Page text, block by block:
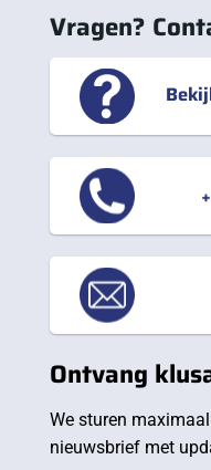
Vragen?
Ontvang
We sturen
nieuwsbrief met